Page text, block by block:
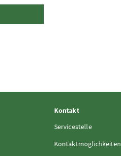
Kontakt
Servicestelle
Kontaktmöglichkeiten